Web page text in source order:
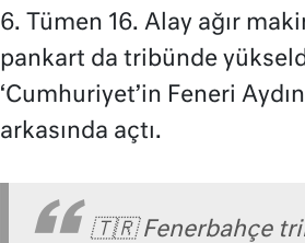
6. Tümen 16. Alay ağır
pankart da tribünde
‘Cumhuriyet’in Feneri
arkasında açtı.
🇹🇷 Fenerbahçe